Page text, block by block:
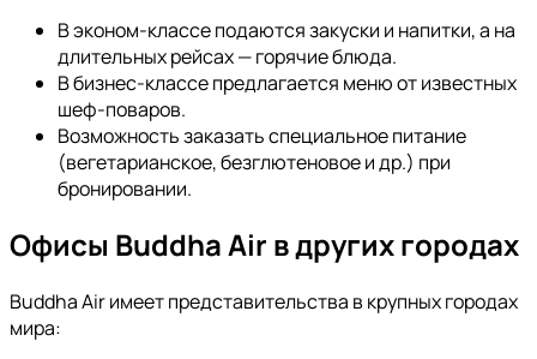
В эконом-классе подаются закуски и напитки, а на
длительных рейсах — горячие блюда.
В бизнес-классе предлагается меню от известных
шеф-поваров.
Возможность заказать специальное питание
(вегетарианское, безглютеновое и др.) при
бронировании.
Офисы Buddha Air в других городах
Buddha Air имеет представительства в крупных городах
мира: